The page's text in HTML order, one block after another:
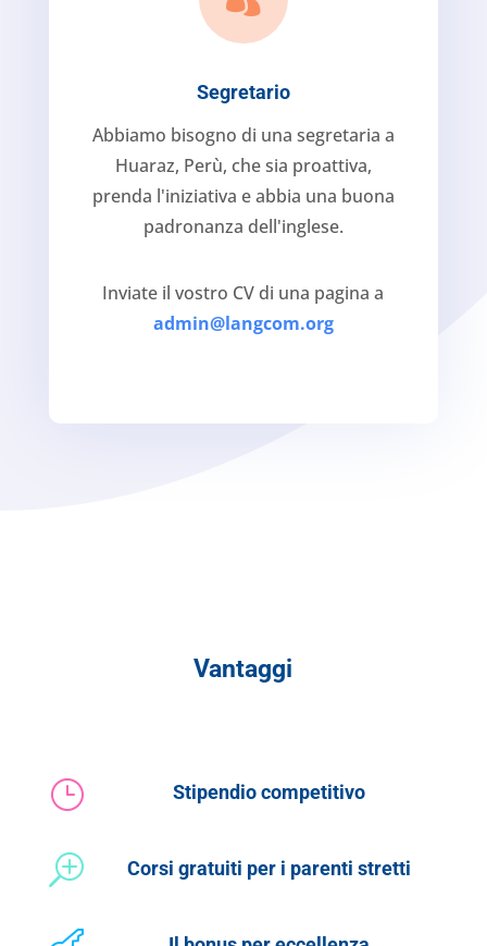
Segretario
Abbiamo bisogno di una segretaria a
Huaraz, Perù, che sia proattiva,
prenda l'iniziativa e abbia una buona
padronanza dell'inglese.
Inviate il vostro CV di una pagina a
admin@langcom.org
Vantaggi
} Stipendio competitivo
T Corsi gratuiti per i parenti stretti